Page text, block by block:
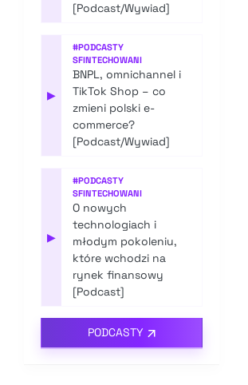
[Podcast/Wywiad]
▶
#PODCASTY
SFINTECHOWANI
BNPL, omnichannel i
TikTok Shop – co
zmieni polski e-
commerce?
[Podcast/Wywiad]
▶
#PODCASTY
SFINTECHOWANI
O nowych
technologiach i
młodym pokoleniu,
które wchodzi na
rynek finansowy
[Podcast]
PODCASTY